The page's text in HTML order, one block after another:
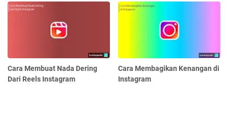
Cara Membuat Nada Dering
Dari Reels Instagram
Cara Membagikan Kenangan di
Instagram